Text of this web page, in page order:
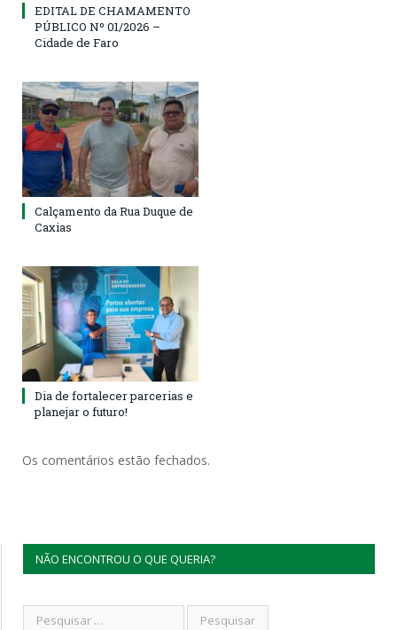
EDITAL DE CHAMAMENTO
PÚBLICO Nº 01/2026 –
Cidade de Faro
Calçamento da Rua Duque de
Caxias
Dia de fortalecer parcerias e
planejar o futuro!
Os comentários estão fechados.
NÃO ENCONTROU O QUE QUERIA?